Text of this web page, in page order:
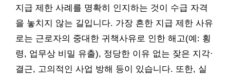
지급 제한 사례를 명확히 인지하는 것이 수급 자격
을 놓치지 않는 길입니다. 가장 흔한 지급 제한 사유
로는 근로자의 중대한 귀책사유로 인한 해고(예: 횡
령, 업무상 비밀 유출), 정당한 이유 없는 잦은 지각·
결근, 고의적인 사업 방해 등이 있습니다. 또한, 실